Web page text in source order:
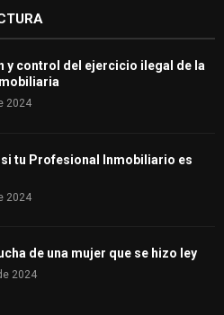
y control del ejercicio ilegal de la
2024
tu Profesional Inmobiliario es
2024
de una mujer que se hizo ley
2024